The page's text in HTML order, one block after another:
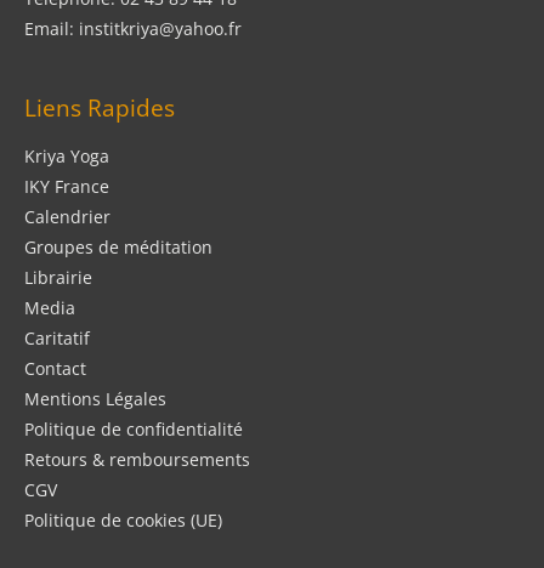
Email: institkriya@yahoo.fr
Liens Rapides
Kriya Yoga
IKY France
Calendrier
Groupes de méditation
Librairie
Media
Caritatif
Contact
Mentions Légales
Politique de confidentialité
Retours & remboursements
CGV
Politique de cookies (UE)